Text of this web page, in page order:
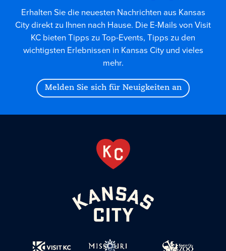
Erhalten Sie die neuesten Nachrichten aus Kansas
City direkt zu Ihnen nach Hause. Die E-Mails von Visit
KC bieten Tipps zu Top-Events, Tipps zu den
wichtigsten Erlebnissen in Kansas City und vieles
mehr.
Melden Sie sich für Neuigkeiten an